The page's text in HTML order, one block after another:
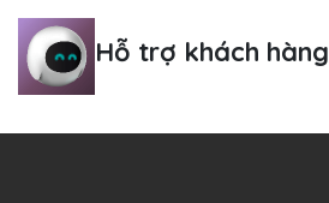
Hỗ trợ khách hàng